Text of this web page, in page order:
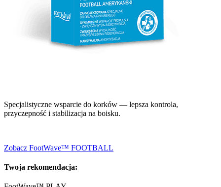
Specjalistyczne wsparcie do korków — lepsza kontrola,
przyczepność i stabilizacja na boisku.
Zobacz FootWave™ FOOTBALL
Twoja rekomendacja: